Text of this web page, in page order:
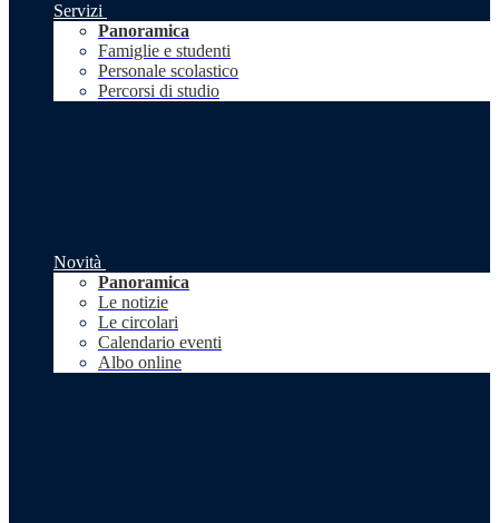
Servizi
Panoramica
Famiglie e studenti
Personale scolastico
Percorsi di studio
Novità
Panoramica
Le notizie
Le circolari
Calendario eventi
Albo online